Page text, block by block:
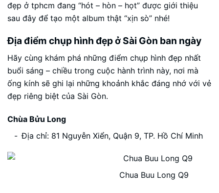
đẹp ở tphcm đang “hót – hòn – họt” được giới thiệu
sau đây để tạo một album thật “xịn sò” nhé!
Địa điểm chụp hình đẹp ở Sài Gòn ban ngày
Hãy cùng khám phá những điểm chụp hình đẹp nhất
buổi sáng – chiều trong cuộc hành trình này, nơi mà
ống kính sẽ ghi lại những khoảnh khắc đáng nhớ với vẻ
đẹp riêng biệt của Sài Gòn.
Chùa Bửu Long
Địa chỉ: 81 Nguyễn Xiển, Quận 9, TP. Hồ Chí Minh
Chua Buu Long Q9